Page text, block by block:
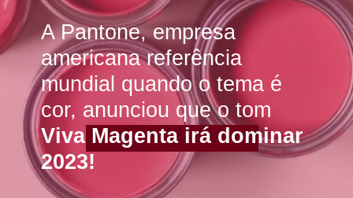
A Pantone, empresa
americana referência
mundial quando o tema é
cor, anunciou que o tom
Viva Magenta irá dominar
2023!